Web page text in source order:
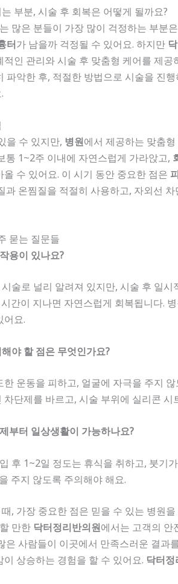
부분, 시술 후 회복은 어떻게 될까요?
많은 분들이 가장 많이 걱정하는 부분
터가 남을까 걱정될 수 있어요. 하지만
인 관리와 시술 후 맞춤형 케어를 제
파악한 후, 적절한 방법으로 시술을 진
을 수 있지만, 병원에서 제공하는 맞춤
통 1~2주 이내에 자연스럽게 가라앉고,
수 있어요. 이 시기 동안 중요한 점은
과 온찜질을 적절히 사용하고, 자외선
묻는 질문들
용이 있나요?
술로 널리 알려져 있지만, 시술 후 일시
간이 지나면 자연스럽게 회복됩니다.
어요.
야 할 점은 무엇인가요?
운동을 피하고, 얼굴에 자극을 주지
단제를 바르고, 시술 부위에 실리콘 시
부터 일상생활이 가능하나요?
후 1~2일 정도는 휴식을 취하고, 붓기
주지 않도록 주의해야 해요.
, 가장 중요한 점은 믿을 수 있는 병원
만한 닥터정리반의원에서는 고객의 안
은 사람들이 이곳에서 만족스러운 결과
상승하는 경험을 할 수 있어요. 닥터정